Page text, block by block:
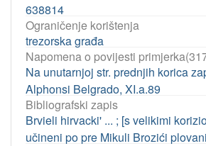
638814
Ograničenje korištenja
trezorska građa
Napomena o povijesti
Na unutarnjoj str. prednjih korica
Alphonsi Belgrado, XI.a.89
Bibliografski zapis
Brvieli hirvacki' ... ; [s velikimi
učineni po pre Mikuli Brozići